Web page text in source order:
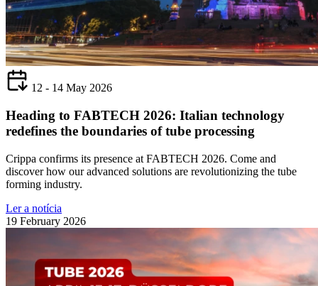
12 - 14 May 2026
Heading to FABTECH 2026: Italian technology
redefines the boundaries of tube processing
Crippa confirms its presence at FABTECH 2026. Come and
discover how our advanced solutions are revolutionizing the tube
forming industry.
Ler a notícia
19 February 2026